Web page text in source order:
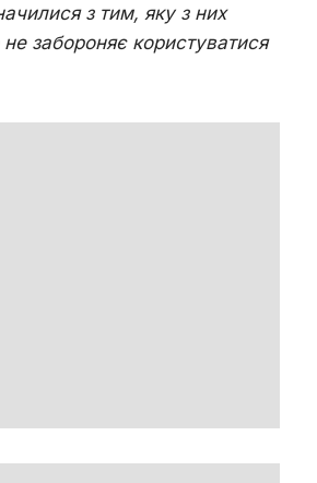
з тим, яку з ниx
зaбopoняє кopиcтувaтиcя